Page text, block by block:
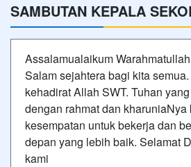
SAMBUTAN KEPALA
Assalamualaikum
Salam sejahtera bagi kita
kehadirat Allah SWT. Tuhan
dengan rahmat dan kharuniaNya
kesempatan untuk bekerja dan
depan yang lebih baik. Selamat
kami